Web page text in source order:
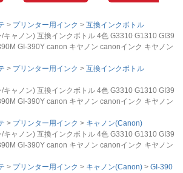
プリンター用インク
互換インクボトル
ャノン) 互換インクボトル 4色 G3310 G1310 GI39
GI-390Y canon キヤノン canonインク キヤノン
プリンター用インク
互換インクボトル
ャノン) 互換インクボトル 4色 G3310 G1310 GI39
GI-390Y canon キヤノン canonインク キヤノン
プリンター用インク
キャノン(Canon)
ャノン) 互換インクボトル 4色 G3310 G1310 GI39
GI-390Y canon キヤノン canonインク キヤノン
プリンター用インク キャノン(Canon)
GI-390